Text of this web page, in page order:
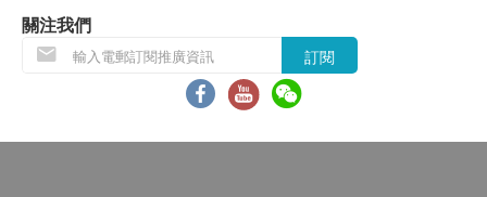
兩針，建議於接種疫苗後四星期再注射一針。
兒童接種流感疫苗之指引
對於少於9歲而從未接種任何流感疫苗之兒童，根據
Whatsapp
客戶必須於預約當天出示身份證及訂購確認信或電
預防疫苗產品有效期為6個月，客戶必須於6個月內
關注我們
訂閱